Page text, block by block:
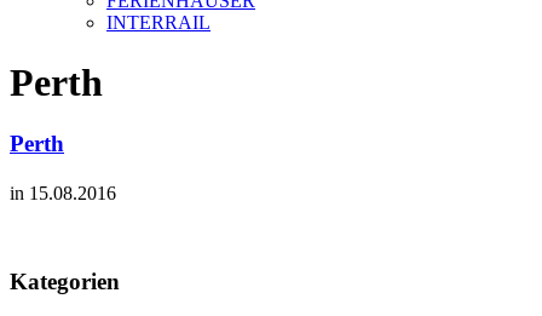
INTERRAIL
Perth
Perth
in 15.08.2016
Kategorien